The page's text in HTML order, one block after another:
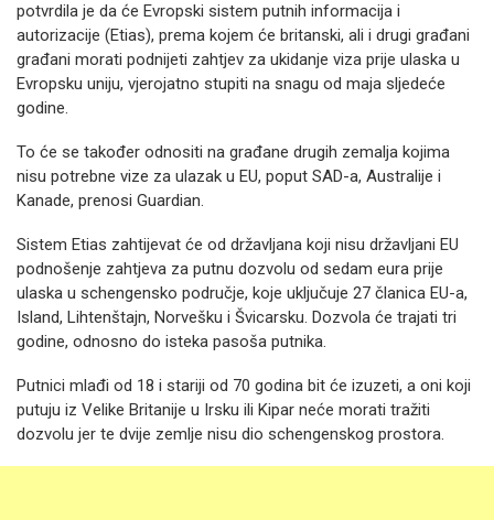
potvrdila je da će Evropski sistem putnih informacija i
autorizacije (Etias), prema kojem će britanski, ali i drugi građani
građani morati podnijeti zahtjev za ukidanje viza prije ulaska u
Evropsku uniju, vjerojatno stupiti na snagu od maja sljedeće
godine.
To će se također odnositi na građane drugih zemalja kojima
nisu potrebne vize za ulazak u EU, poput SAD-a, Australije i
Kanade, prenosi Guardian.
Sistem Etias zahtijevat će od državljana koji nisu državljani EU
podnošenje zahtjeva za putnu dozvolu od sedam eura prije
ulaska u schengensko područje, koje uključuje 27 članica EU-a,
Island, Lihtenštajn, Norvešku i Švicarsku. Dozvola će trajati tri
godine, odnosno do isteka pasoša putnika.
Putnici mlađi od 18 i stariji od 70 godina bit će izuzeti, a oni koji
putuju iz Velike Britanije u Irsku ili Kipar neće morati tražiti
dozvolu jer te dvije zemlje nisu dio schengenskog prostora.